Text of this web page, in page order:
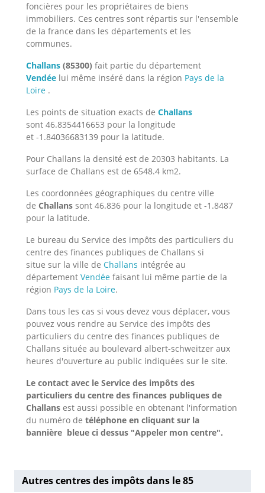
foncières pour les propriétaires de biens
immobiliers. Ces centres sont répartis sur l'ensemble
de la france dans les départements et les
communes.
Challans (85300) fait partie du département
Vendée lui même inséré dans la région Pays de la
Loire .
Les points de situation exacts de Challans
sont 46.8354416653 pour la longitude
et -1.84036683139 pour la latitude.
Pour Challans la densité est de 20303 habitants. La
surface de Challans est de 6548.4 km2.
Les coordonnées géographiques du centre ville
de Challans sont 46.836 pour la longitude et -1.8487
pour la latitude.
Le bureau du Service des impôts des particuliers du
centre des finances publiques de Challans si
situe sur la ville de Challans intégrée au
département Vendée faisant lui même partie de la
région Pays de la Loire.
Dans tous les cas si vous devez vous déplacer, vous
pouvez vous rendre au Service des impôts des
particuliers du centre des finances publiques de
Challans située au boulevard albert-schweitzer aux
heures d'ouverture au public indiquées sur le site.
Le contact avec le Service des impôts des
particuliers du centre des finances publiques de
Challans est aussi possible en obtenant l'information
du numéro de téléphone en cliquant sur la
bannière bleue ci dessus "Appeler mon centre".
Autres centres des impôts dans le 85